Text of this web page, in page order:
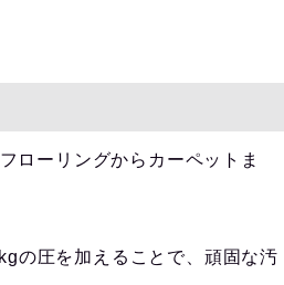
ローリングからカーペットま
の圧を加えることで、頑固な汚